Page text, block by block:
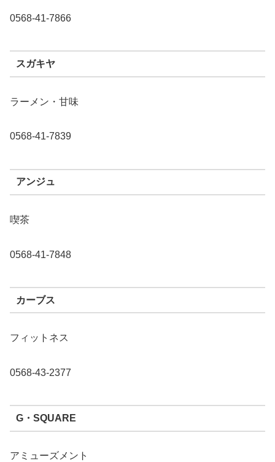
0568-41-7866
スガキヤ
ラーメン・甘味
0568-41-7839
アンジュ
喫茶
0568-41-7848
カーブス
フィットネス
0568-43-2377
G・SQUARE
アミューズメント